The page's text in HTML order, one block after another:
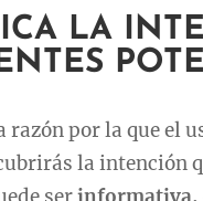
LA
por la que el
la intención